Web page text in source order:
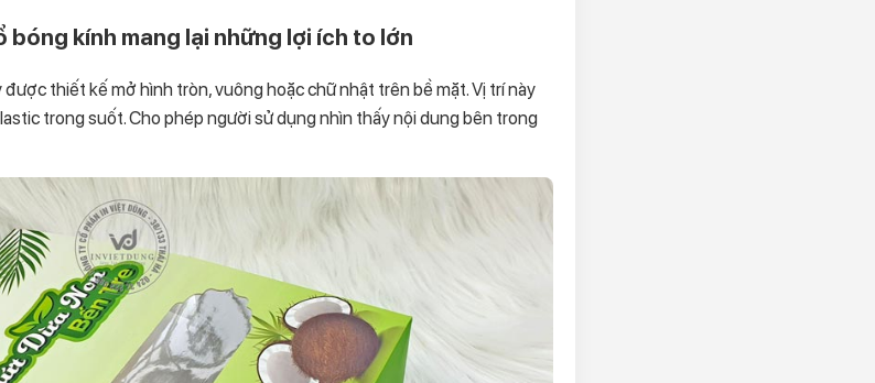
bóng kính mang lại những lợi ích to lớn
được thiết kế mở hình tròn, vuông hoặc chữ nhật trên bề mặt. Vị trí này
trong suốt. Cho phép người sử dụng nhìn thấy nội dung bên trong